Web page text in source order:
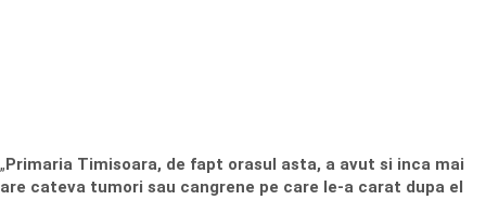
„Primaria Timisoara, de fapt orasul asta, a avut si inca mai
are cateva tumori sau cangrene pe care le-a carat dupa el